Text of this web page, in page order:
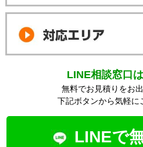
LINE相談窓口
無料でお見積りをお
下記ボタンから気軽に
LINEで